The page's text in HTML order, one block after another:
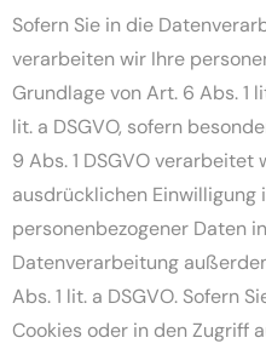
Sofern Sie in die
verarbeiten wir Ihre
Grundlage von Art. 6 Abs. 1
lit. a DSGVO, sofern
9 Abs. 1 DSGVO verarbeitet
ausdrücklichen Einwilligung
personenbezogener Daten
Datenverarbeitung
Abs. 1 lit. a DSGVO. Sofern
Cookies oder in den Zugriff